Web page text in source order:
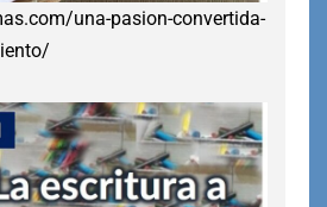
una-pasion-convertida-